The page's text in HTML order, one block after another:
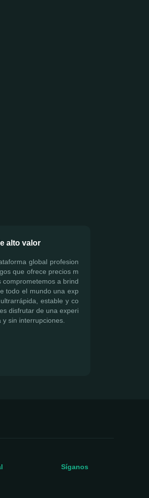
alto valor
global profesion
que ofrece precios m
comprometemos a brind
todo el mundo una exp
estable y co
disfrutar de una experi
sin interrupciones.
Síganos